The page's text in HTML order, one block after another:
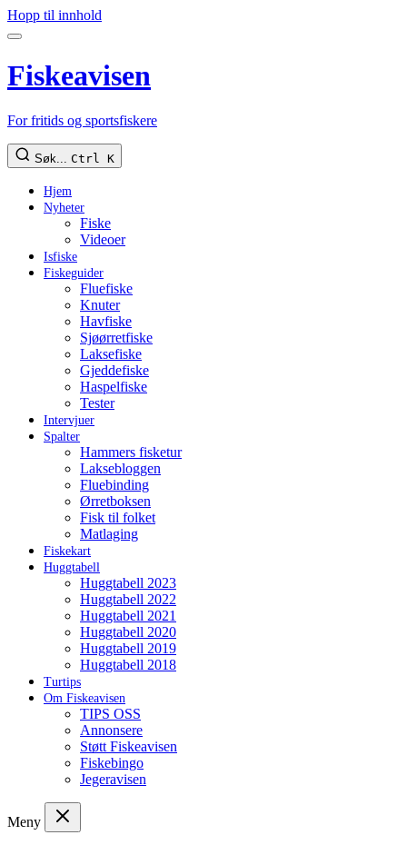
Hopp til innhold
Fiskeavisen
For fritids og sportsfiskere
Søk... Ctrl K
Hjem
Nyheter
Fiske
Videoer
Isfiske
Fiskeguider
Fluefiske
Knuter
Havfiske
Sjøørretfiske
Laksefiske
Gjeddefiske
Haspelfiske
Tester
Intervjuer
Spalter
Hammers fisketur
Laksebloggen
Fluebinding
Ørretboksen
Fisk til folket
Matlaging
Fiskekart
Huggtabell
Huggtabell 2023
Huggtabell 2022
Huggtabell 2021
Huggtabell 2020
Huggtabell 2019
Huggtabell 2018
Turtips
Om Fiskeavisen
TIPS OSS
Annonsere
Støtt Fiskeavisen
Fiskebingo
Jegeravisen
Meny